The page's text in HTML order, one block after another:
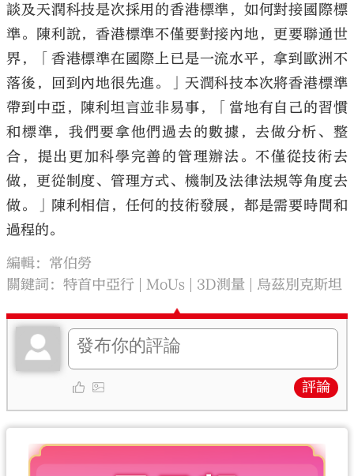
談及天潤科技是次採用的香港標準，如何對接國際標
準。陳利說，香港標準不僅要對接內地，更要聯通世
界，「香港標準在國際上已是一流水平，拿到歐洲不
落後，回到內地很先進。」天潤科技本次將香港標準
帶到中亞，陳利坦言並非易事，「當地有自己的習慣
和標準，我們要拿他們過去的數據，去做分析、整
合，提出更加科學完善的管理辦法。不僅從技術去
做，更從制度、管理方式、機制及法律法規等角度去
做。」陳利相信，任何的技術發展，都是需要時間和
過程的。
編輯：常伯勞
關鍵詞：特首中亞行 MoUs 3D測量 烏茲別克斯坦
評論